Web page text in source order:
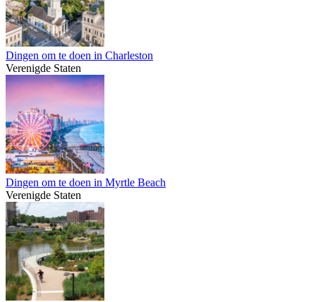
Dingen om te doen in Charleston
Verenigde Staten
Dingen om te doen in Myrtle Beach
Verenigde Staten